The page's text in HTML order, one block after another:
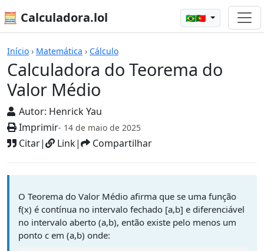
🧮 Calculadora.lol 🇧🇷🇵🇹
Início › Matemática › Cálculo
Calculadora do Teorema do
Valor Médio
Autor: Henrick Yau
Imprimir- 14 de maio de 2025
Citar| Link| Compartilhar
Calculadoras
O Teorema do Valor Médio afirma que se uma função
f(x) é contínua no intervalo fechado [a,b] e diferenciável
no intervalo aberto (a,b), então existe pelo menos um
ponto c em (a,b) onde: